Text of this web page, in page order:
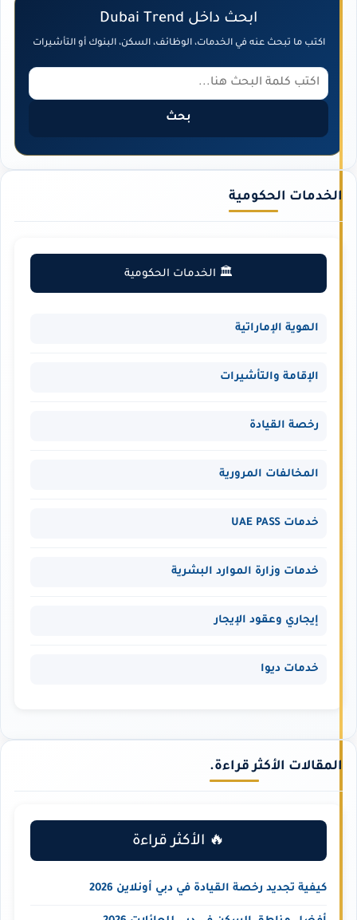
ابحث داخل Dubai Trend
اكتب ما تبحث عنه في الخدمات، الوظائف، السكن، البنوك أو التأشيرات
بحث
الخدمات الحكومية
🏛️ الخدمات الحكومية
الهوية الإماراتية
الإقامة والتأشيرات
رخصة القيادة
المخالفات المرورية
خدمات UAE PASS
خدمات وزارة الموارد البشرية
إيجاري وعقود الإيجار
خدمات ديوا
المقالات الأكثر قراءة.
🔥 الأكثر قراءة
كيفية تجديد رخصة القيادة في دبي أونلاين 2026